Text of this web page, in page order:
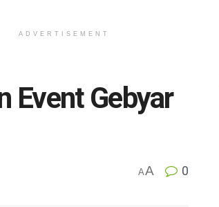
ADVERTISEMENT
Event Gebyar
AA 0